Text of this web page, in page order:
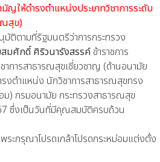
ญให้ดำรงตำแหน่งประเภทวิชาการระดับ
สุข)
มที่รัฐมนตรีว่าการกระทรวง
มศักดิ์ ศิริวนารังสรรค์ข้าราชการ
การสาธารณสุขเชี่ยวชาญ (ด้านอนามัย
งตำแหน่ง นักวิชาการสาธารณสุขทรง
กรมอนามัย กระทรวงสาธารณสุข
ซึ่งเป็นวันที่มีคุณสมบัติครบถ้วน
ณาโปรดเกล้าโปรดกระหม่อมแต่งตั้ง